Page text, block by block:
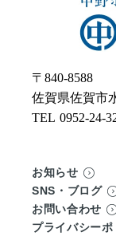
〒840-8588
佐賀県佐賀市
TEL 0952-24-
お知らせ
SNS・ブログ
お問い合わせ
プライバシーポ